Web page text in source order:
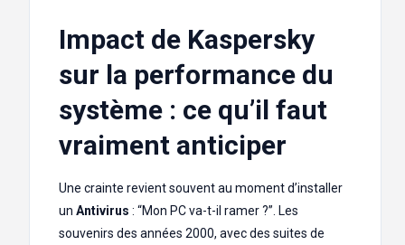
Impact de Kaspersky
sur la performance du
système : ce qu’il faut
vraiment anticiper
Une crainte revient souvent au moment d’installer
un Antivirus : “Mon PC va-t-il ramer ?”. Les
souvenirs des années 2000, avec des suites de